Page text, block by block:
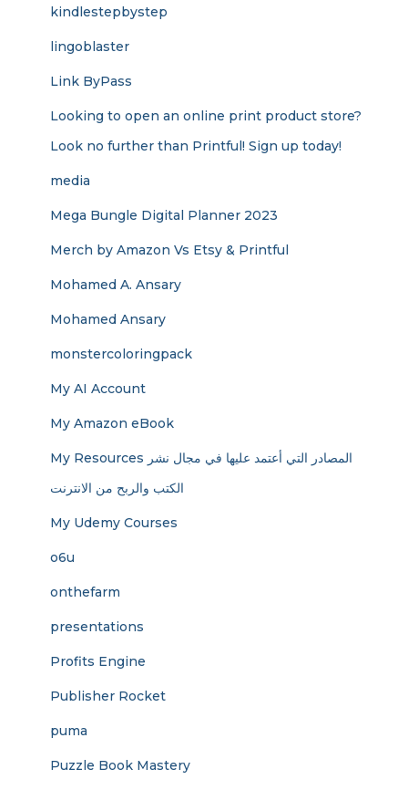
kindlestepbystep
lingoblaster
Link ByPass
Looking to open an online print product store?
Look no further than Printful! Sign up today!
media
Mega Bungle Digital Planner 2023
Merch by Amazon Vs Etsy & Printful
Mohamed A. Ansary
Mohamed Ansary
monstercoloringpack
My AI Account
My Amazon eBook
My Resources المصادر التي أعتمد عليها في مجال نشر
الكتب والربح من الانترنت
My Udemy Courses
o6u
onthefarm
presentations
Profits Engine
Publisher Rocket
puma
Puzzle Book Mastery